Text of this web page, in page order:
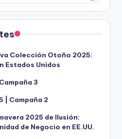
Colección Otoño 2025:
Estados Unidos
3
| Campaña 2
2025 de Ilusión:
de Negocio en EE.UU.